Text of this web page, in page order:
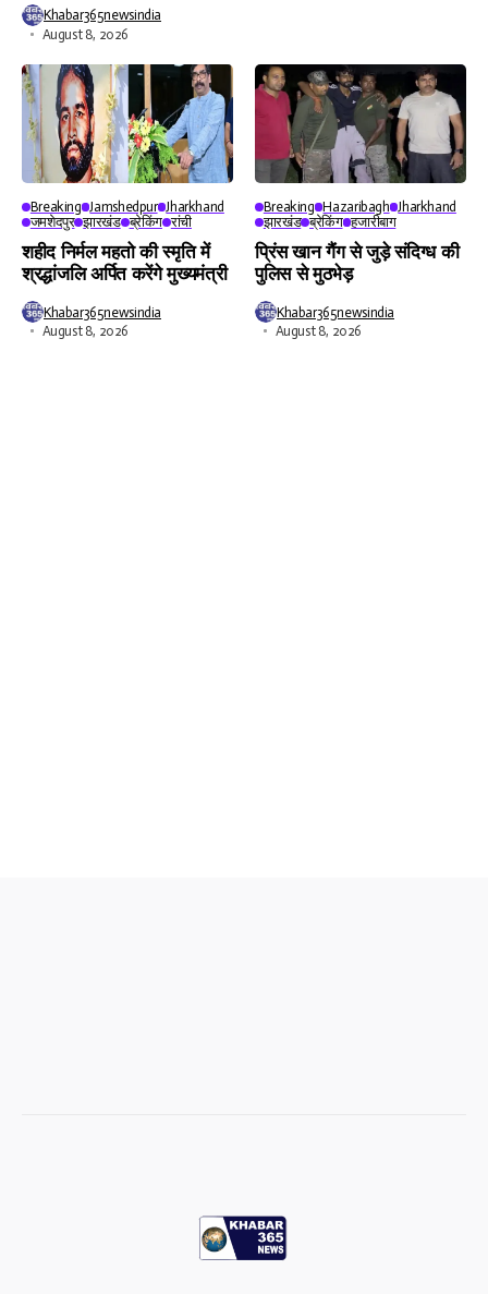
Khabar365newsindia
August 8, 2026
Breaking Jamshedpur Jharkhand
जमशेदपुर झारखंड ब्रेकिंग रांची
शहीद निर्मल महतो की स्मृति में
श्रद्धांजलि अर्पित करेंगे मुख्यमंत्री
Khabar365newsindia
August 8, 2026
Breaking Hazaribagh Jharkhand
झारखंड ब्रेकिंग हजारीबाग
प्रिंस खान गैंग से जुड़े संदिग्ध की
पुलिस से मुठभेड़
Khabar365newsindia
August 8, 2026